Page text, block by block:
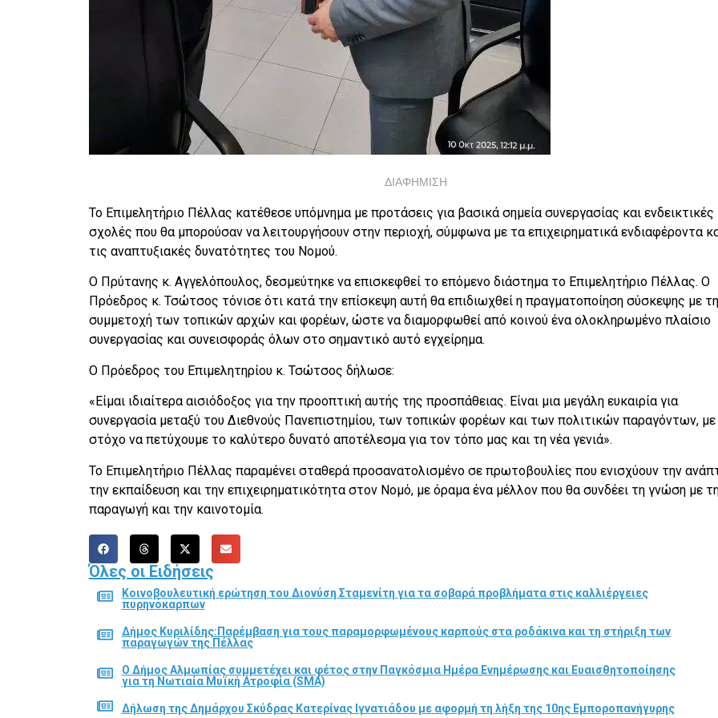
ΔΙΑΦΗΜΙΣΗ
Το Επιμελητήριο Πέλλας κατέθεσε υπόμνημα με προτάσεις για βασικά σημεία συνεργασίας και ενδεικτικές
σχολές που θα μπορούσαν να λειτουργήσουν στην περιοχή, σύμφωνα με τα επιχειρηματικά ενδιαφέροντα
τις αναπτυξιακές δυνατότητες του Νομού.
Ο Πρύτανης κ. Αγγελόπουλος, δεσμεύτηκε να επισκεφθεί το επόμενο διάστημα το Επιμελητήριο Πέλλας. Ο
Πρόεδρος κ. Τσώτσος τόνισε ότι κατά την επίσκεψη αυτή θα επιδιωχθεί η πραγματοποίηση σύσκεψης με τη
συμμετοχή των τοπικών αρχών και φορέων, ώστε να διαμορφωθεί από κοινού ένα ολοκληρωμένο πλαίσιο
συνεργασίας και συνεισφοράς όλων στο σημαντικό αυτό εγχείρημα.
Ο Πρόεδρος του Επιμελητηρίου κ. Τσώτσος δήλωσε:
«Είμαι ιδιαίτερα αισιόδοξος για την προοπτική αυτής της προσπάθειας. Είναι μια μεγάλη ευκαιρία για
συνεργασία μεταξύ του Διεθνούς Πανεπιστημίου, των τοπικών φορέων και των πολιτικών παραγόντων, με
στόχο να πετύχουμε το καλύτερο δυνατό αποτέλεσμα για τον τόπο μας και τη νέα γενιά».
Το Επιμελητήριο Πέλλας παραμένει σταθερά προσανατολισμένο σε πρωτοβουλίες που ενισχύουν την
την εκπαίδευση και την επιχειρηματικότητα στον Νομό, με όραμα ένα μέλλον που θα συνδέει τη γνώση με
παραγωγή και την καινοτομία.
Όλες οι Ειδήσεις
Κοινοβουλευτική ερώτηση του Διονύση Σταμενίτη για τα σοβαρά προβλήματα στις καλλιέργειες
πυρηνόκαρπων
Δήμος Κυριλίδης:Παρέμβαση για τους παραμορφωμένους καρπούς στα ροδάκινα και τη στήριξη των
παραγωγών της Πέλλας
Ο Δήμος Αλμωπίας συμμετέχει και φέτος στην Παγκόσμια Ημέρα Ενημέρωσης και Ευαισθητοποίησης
για τη Νωτιαία Μυϊκή Ατροφία (SMA)
Δήλωση της Δημάρχου Σκύδρας Κατερίνας Ιγνατιάδου με αφορμή τη λήξη της 10ης Εμποροπανήγυρης